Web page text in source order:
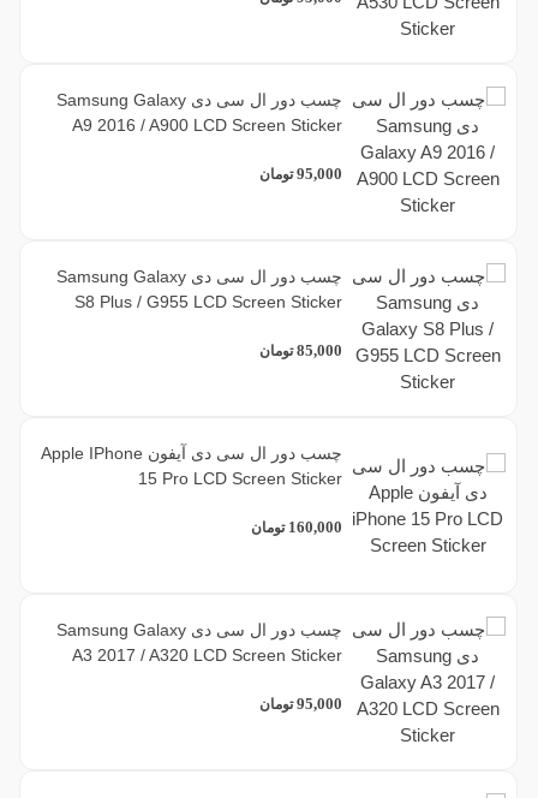
چسب دور ال سی دی Samsung Galaxy
A9 2016 / A900 LCD Screen Sticker
95,000 تومان
چسب دور ال سی دی Samsung Galaxy
S8 Plus / G955 LCD Screen Sticker
85,000 تومان
چسب دور ال سی دی آیفون Apple IPhone
15 Pro LCD Screen Sticker
160,000 تومان
چسب دور ال سی دی Samsung Galaxy
A3 2017 / A320 LCD Screen Sticker
95,000 تومان